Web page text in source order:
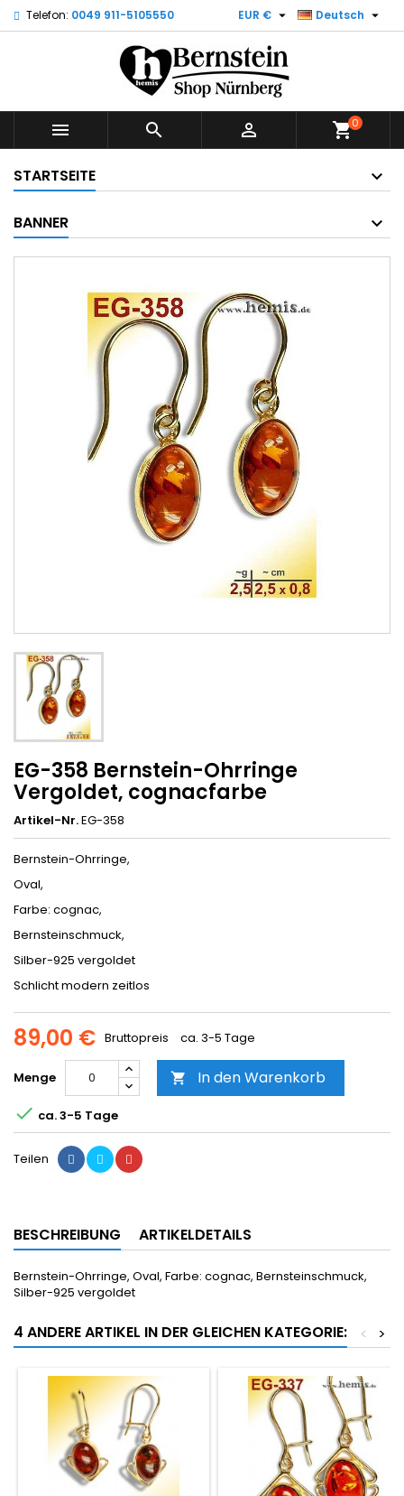
Telefon: 0049 911-5105550 Deutsch 
EUR € 
   shopping_cart0
STARTSEITE
BANNER
EG-358 Bernstein-Ohrringe
Vergoldet, cognacfarbe
Artikel-Nr.EG-358
Bernstein-Ohrringe,
Oval,
Farbe: cognac,
Bernsteinschmuck,
Silber-925 vergoldet
Schlicht modern zeitlos
89,00 € Bruttopreis ca. 3-5 Tage
Menge  In den Warenkorb
 ca. 3-5 Tage
Teilen
BESCHREIBUNG ARTIKELDETAILS
Bernstein-Ohrringe, Oval, Farbe: cognac, Bernsteinschmuck,
Silber-925 vergoldet
4 ANDERE ARTIKEL IN DER GLEICHEN KATEGORIE: >
<